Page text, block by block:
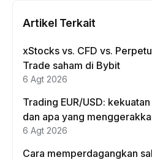
Artikel Terkait
xStocks vs. CFD vs.
Trade saham di Bybit
6 Agt 2026
Trading EUR/USD:
dan apa yang
6 Agt 2026
Cara memperdagangkan